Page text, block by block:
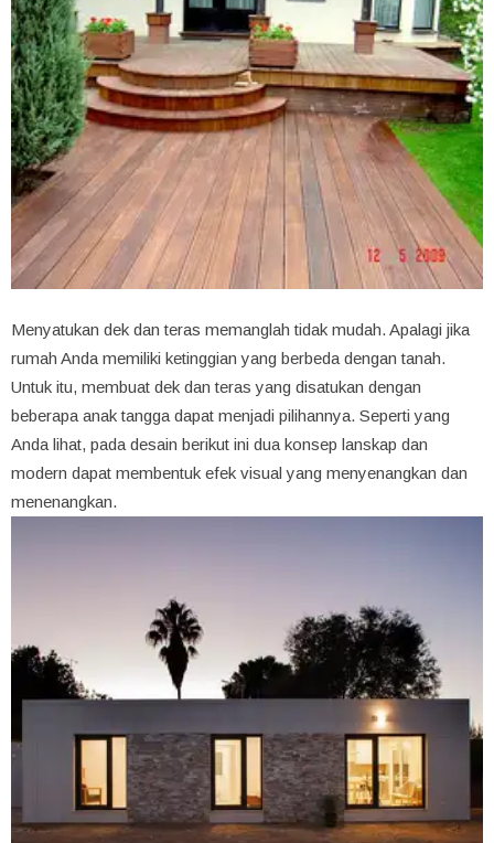
Menyatukan dek dan teras memanglah tidak mudah. Apalagi jika
rumah Anda memiliki ketinggian yang berbeda dengan tanah.
Untuk itu, membuat dek dan teras yang disatukan dengan
beberapa anak tangga dapat menjadi pilihannya. Seperti yang
Anda lihat, pada desain berikut ini dua konsep lanskap dan
modern dapat membentuk efek visual yang menyenangkan dan
menenangkan.